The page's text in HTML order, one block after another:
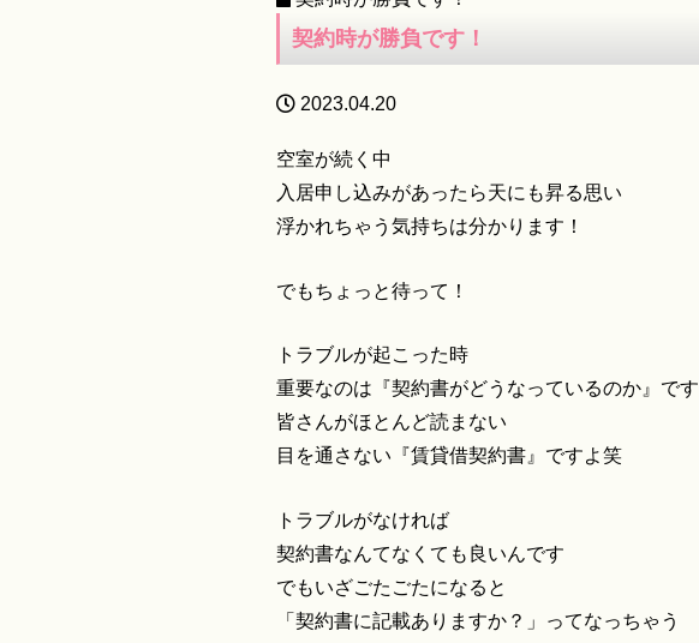
契約時が勝負です！
2023.04.20
空室が続く中
入居申し込みがあったら天にも昇る思い
浮かれちゃう気持ちは分かります！
でもちょっと待って！
トラブルが起こった時
重要なのは『契約書がどうなっているのか』です
皆さんがほとんど読まない
目を通さない『賃貸借契約書』ですよ笑
トラブルがなければ
契約書なんてなくても良いんです
でもいざごたごたになると
「契約書に記載ありますか？」ってなっちゃう